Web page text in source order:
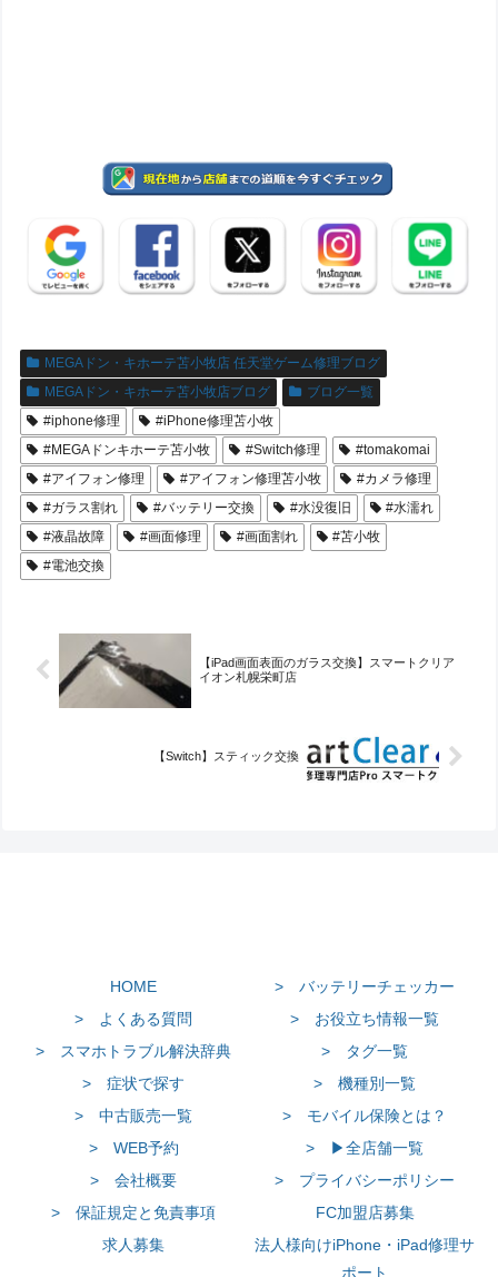
MEGAドン・キホーテ苫小牧店 任天堂ゲーム修理ブログ
MEGAドン・キホーテ苫小牧店ブログ
ブログ一覧
#iphone修理
#iPhone修理苫小牧
#MEGAドンキホーテ苫小牧
#Switch修理
#tomakomai
#アイフォン修理
#アイフォン修理苫小牧
#カメラ修理
#ガラス割れ
#バッテリー交換 #水没復旧
#水濡れ
#液晶故障
#画面修理 #画面割れ
#苫小牧
#電池交換
【iPad画面表面のガラス交換】スマートクリア
イオン札幌栄町店
【Switch】スティック交換
HOME
> バッテリーチェッカー
> よくある質問
> お役立ち情報一覧
> スマホトラブル解決辞典
> タグ一覧
> 症状で探す
> 機種別一覧
> 中古販売一覧
> モバイル保険とは？
> WEB予約
> ▶全店舗一覧
> 会社概要
> プライバシーポリシー
> 保証規定と免責事項
FC加盟店募集
求人募集
法人様向けiPhone・iPad修理サ
ポート